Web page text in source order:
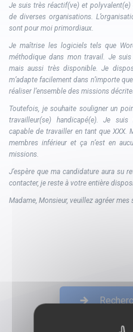
Je suis très réactif(ve) et
de diverses organisations.
sont pour moi primordiaux.
Je maîtrise les logiciels tels que
méthodique dans mon travail. Je suis
mais aussi très disponible. Je
m’adapte facilement dans n’importe
réaliser l’ensemble des missions
Toutefois, je souhaite souligner un
travailleur(se) handicapé(e). Je
capable de travailler en tant que XXX.
membres inférieur et ça n’est en
missions.
J’espère que ma candidature aura su
contacter, je reste à votre entière
Madame, Monsieur, veuillez agréer